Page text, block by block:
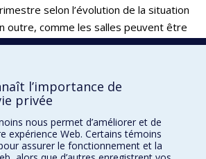
selon l’évolution de la situation
outre, comme les salles peuvent être
fins que pour des cours, les règles de
doit les faire connaître.
l’importance de
privée
nous permet d’améliorer et de
expérience Web. Certains témoins
assurer le fonctionnement et la